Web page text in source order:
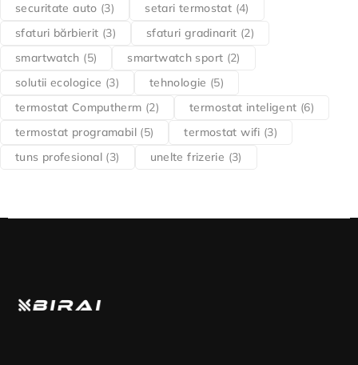
securitate auto (3) setari termostat (4)
sfaturi bărbierit (3) sfaturi gradinarit (2)
smartwatch (5) smartwatch sport (2)
solutii ecologice (3) tehnologie (5)
termostat Computherm (2) termostat inteligent (6)
termostat programabil(5) termostat wifi (3)
tuns profesional (3) unelte frizerie (3)